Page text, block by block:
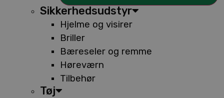
Sikkerhedsudstyr
Hjelme og visirer
Briller
Bæreseler og remme
Høreværn
Tilbehør
Tøj